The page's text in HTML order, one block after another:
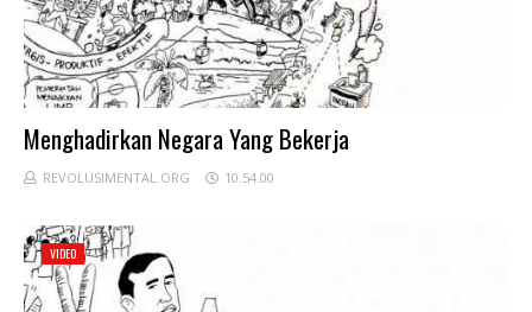
Menghadirkan Negara Yang Bekerja
REVOLUSIMENTAL.ORG 10.54.00
VIDEO